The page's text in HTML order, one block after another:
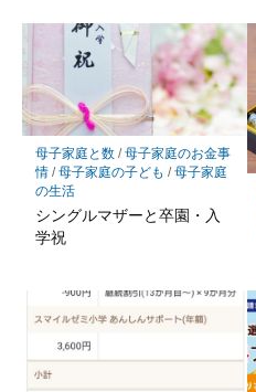
母子家庭と数/母子家庭のお金事
情/母子家庭の子ども /母子家庭
の生活
シングルマザーと卒園・入
学祝